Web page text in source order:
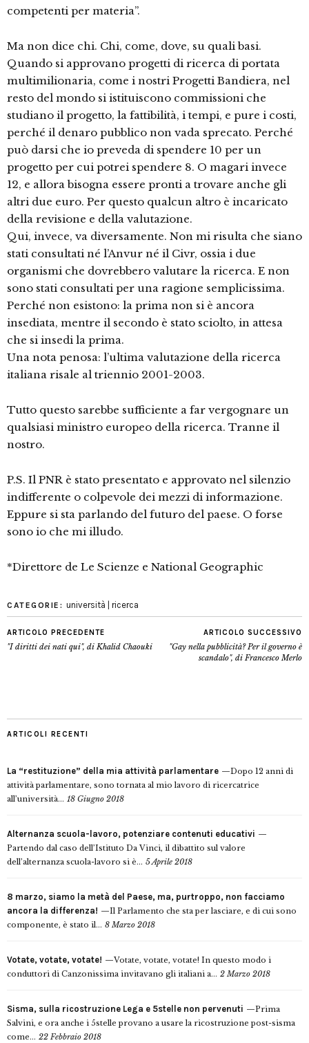
competenti per materia”.
Ma non dice chi. Chi, come, dove, su quali basi.
Quando si approvano progetti di ricerca di portata
multimilionaria, come i nostri Progetti Bandiera, nel
resto del mondo si istituiscono commissioni che
studiano il progetto, la fattibilità, i tempi, e pure i costi,
perché il denaro pubblico non vada sprecato. Perché
può darsi che io preveda di spendere 10 per un
progetto per cui potrei spendere 8. O magari invece
12, e allora bisogna essere pronti a trovare anche gli
altri due euro. Per questo qualcun altro è incaricato
della revisione e della valutazione.
Qui, invece, va diversamente. Non mi risulta che siano
stati consultati né l’Anvur né il Civr, ossia i due
organismi che dovrebbero valutare la ricerca. E non
sono stati consultati per una ragione semplicissima.
Perché non esistono: la prima non si è ancora
insediata, mentre il secondo è stato sciolto, in attesa
che si insedi la prima.
Una nota penosa: l’ultima valutazione della ricerca
italiana risale al triennio 2001-2003.
Tutto questo sarebbe sufficiente a far vergognare un
qualsiasi ministro europeo della ricerca. Tranne il
nostro.
P.S. Il PNR è stato presentato e approvato nel silenzio
indifferente o colpevole dei mezzi di informazione.
Eppure si sta parlando del futuro del paese. O forse
sono io che mi illudo.
*Direttore de Le Scienze e National Geographic
CATEGORIE: università | ricerca
ARTICOLO PRECEDENTE
"I diritti dei nati qui", di Khalid Chaouki
ARTICOLO SUCCESSIVO
"Gay nella pubblicità? Per il governo è
scandalo", di Francesco Merlo
ARTICOLI RECENTI
La “restituzione” della mia attività parlamentare
Dopo 12 anni di
attività parlamentare, sono tornata al mio lavoro di ricercatrice
all’università... 18 Giugno 2018
Alternanza scuola-lavoro, potenziare contenuti educativi
Partendo dal caso dell’Istituto Da Vinci, il dibattito sul valore
dell’alternanza scuola-lavoro si è... 5 Aprile 2018
8 marzo, siamo la metà del Paese, ma, purtroppo, non facciamo
ancora la differenza!
Il Parlamento che sta per lasciare, e di cui sono
componente, è stato il... 8 Marzo 2018
Votate, votate, votate!
Votate, votate, votate! In questo modo i
conduttori di Canzonissima invitavano gli italiani a... 2 Marzo 2018
Sisma, sulla ricostruzione Lega e 5stelle non pervenuti
Prima
Salvini, e ora anche i 5stelle provano a usare la ricostruzione post-sisma
come... 22 Febbraio 2018